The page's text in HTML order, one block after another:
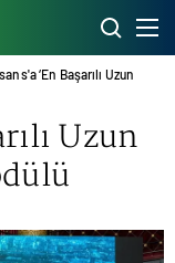
‘En Başarılı Uzun
Uzun